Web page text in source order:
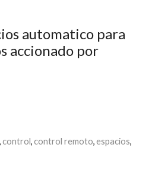
automatico para
accionado por
, control, control remoto,espacios,